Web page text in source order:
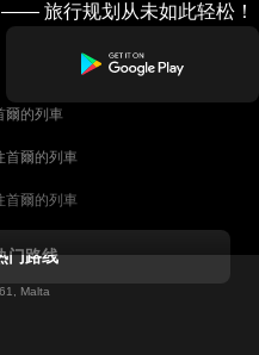
旅行规划从未如此轻松！
爾的列車
首爾的列車
首爾的列車
韦的列車
门路线
Malta